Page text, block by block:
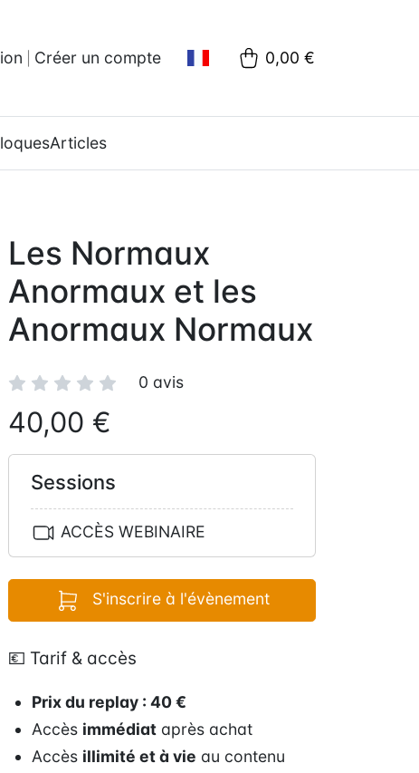
Créer un compte 0,00 €
Articles
Les Normaux
Anormaux et les
Anormaux Normaux
0 avis
40,00 €
Sessions
ACCÈS WEBINAIRE
S'inscrire à l'évènement
💶 Tarif & accès
Prix du replay : 40 €
Accès immédiat après achat
Accès illimité et à vie au contenu